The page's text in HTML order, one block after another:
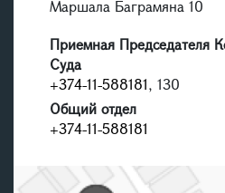
Маршала Баграмяна 10
Приемная Председателя
Суда
+374-11-588181, 130
Общий отдел
+374-11-588181